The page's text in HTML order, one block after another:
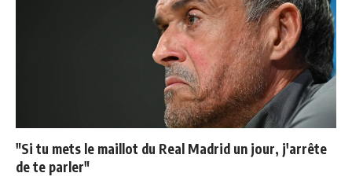
"Si tu mets le maillot du Real Madrid un jour, j'arrête
de te parler"